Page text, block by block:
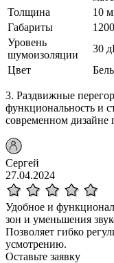
Толщина
10
Габариты
Уровень
шумоизоляции
30
Цвет
3. Раздвижные
функциональность и
современном
Сергей
27.04.2024
Удобное и
зон и уменьшения
Позволяет гибко
усмотрению.
Оставьте заявку